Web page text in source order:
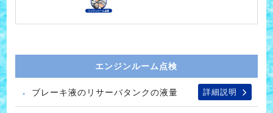
エンジンルーム点検
ブレーキ液のリサーバタンクの液量 詳細説明